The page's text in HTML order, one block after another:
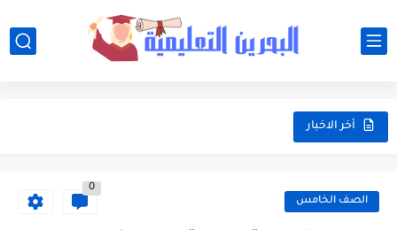
أخر الاخبار
الصف الخامس
0